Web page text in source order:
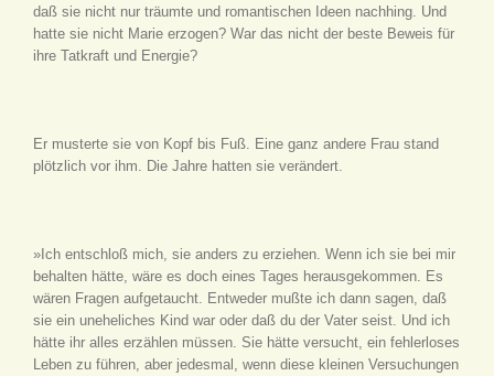
daß sie nicht nur träumte und romantischen Ideen nachhing. Und
hatte sie nicht Marie erzogen? War das nicht der beste Beweis für
ihre Tatkraft und Energie?
Er musterte sie von Kopf bis Fuß. Eine ganz andere Frau stand
plötzlich vor ihm. Die Jahre hatten sie verändert.
»Ich entschloß mich, sie anders zu erziehen. Wenn ich sie bei mir
behalten hätte, wäre es doch eines Tages herausgekommen. Es
wären Fragen aufgetaucht. Entweder mußte ich dann sagen, daß
sie ein uneheliches Kind war oder daß du der Vater seist. Und ich
hätte ihr alles erzählen müssen. Sie hätte versucht, ein fehlerloses
Leben zu führen, aber jedesmal, wenn diese kleinen Versuchungen